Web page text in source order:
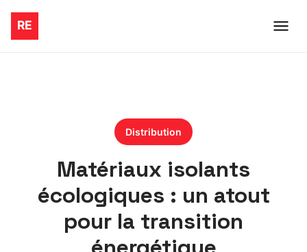
Distribution
Matériaux isolants
écologiques : un atout
pour la transition